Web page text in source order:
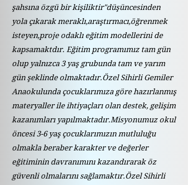
şahsına özgü bir kişiliktir"düşüncesinden
yola çıkarak meraklı,araştırmacı,öğrenmek
isteyen,proje odaklı eğitim modellerini de
kapsamaktdır. Eğitim programımız tam gün
olup yalnızca 3 yaş grubunda tam ve yarım
gün şeklinde olmaktadır.Özel Sihirli Gemiler
Anaokulunda çocuklarımıza göre hazırlanmış
materyaller ile ihtiyaçları olan destek, gelişim
kazanımları yapılmaktadır.Misyonumuz okul
öncesi 3-6 yaş çocuklarımızın mutluluğu
olmakla beraber karakter ve değerler
eğitiminin davranımını kazandırarak öz
güvenli olmalarını sağlamaktır.Özel Sihirli